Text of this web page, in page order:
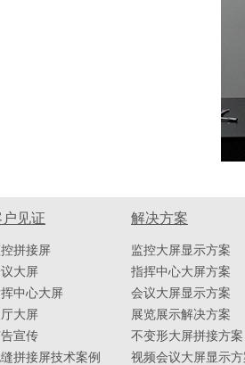
见证
拼接屏
大屏
中心大屏
大屏
宣传
拼接屏技术案例
解决方案
监控大屏显示方案
指挥中心大屏方案
会议大屏显示方案
展览展示解决方案
不变形大屏拼接方案
视频会议大屏显示